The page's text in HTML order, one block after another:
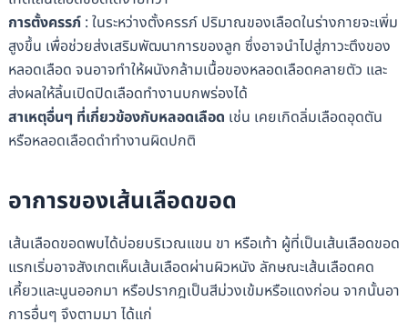
การตั้งครรภ์: ในระหว่างตั้งครรภ์ ปริมาณของเลือดในร่างกายจะเพิ่ม
สูงขึ้น เพื่อช่วยส่งเสริมพัฒนาการของลูก ซึ่งอาจนำไปสู่ภาวะตึงของ
หลอดเลือด จนอาจทำให้ผนังกล้ามเนื้อของหลอดเลือดคลายตัว และ
ส่งผลให้ลิ้นเปิดปิดเลือดทำงานบกพร่องได้
สาเหตุอื่นๆ ที่เกี่ยวข้องกับหลอดเลือด เช่น เคยเกิดลิ่มเลือดอุดตัน
หรือหลอดเลือดดำทำงานผิดปกติ
อาการของเส้นเลือดขอด
เส้นเลือดขอดพบได้บ่อยบริเวณแขน ขา หรือเท้า ผู้ที่เป็นเส้นเลือดขอด
แรกเริ่มอาจสังเกตเห็นเส้นเลือดผ่านผิวหนัง ลักษณะเส้นเลือดคด
เคี้ยวและนูนออกมา หรือปรากฎเป็นสีม่วงเข้มหรือแดงก่อน จากนั้นอา
การอื่นๆ จึงตามมา ได้แก่